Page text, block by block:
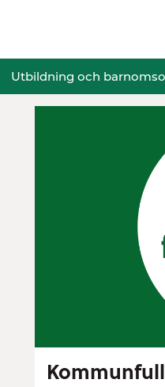
Utbildning och